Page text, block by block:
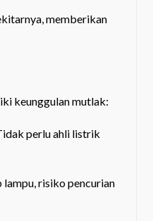
memberikan
keunggulan mutlak:
perlu ahli listrik
risiko pencurian